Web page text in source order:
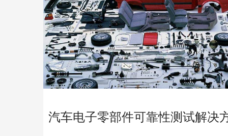
汽车电子零部件可靠性测试解决